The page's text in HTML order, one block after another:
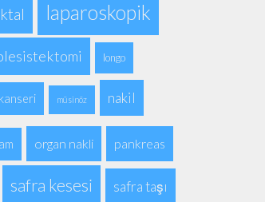
laparoskopik
longo
müsinöz nakil
organ nakli pankreas
safra kesesi safra taşı